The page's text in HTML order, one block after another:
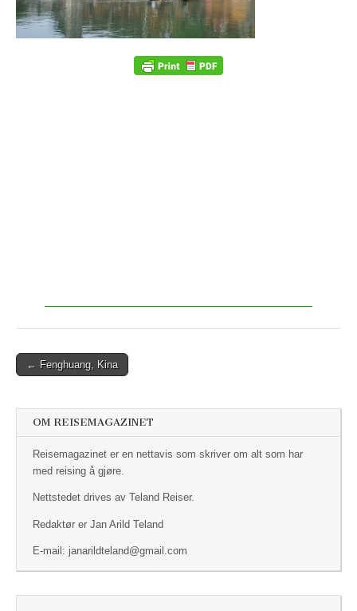
Post navigation
← Fenghuang, Kina
OM REISEMAGAZINET
Reisemagazinet er en nettavis som skriver om alt som har
med reising å gjøre.
Nettstedet drives av Teland Reiser.
Redaktør er Jan Arild Teland
E-mail: janarildteland@gmail.com